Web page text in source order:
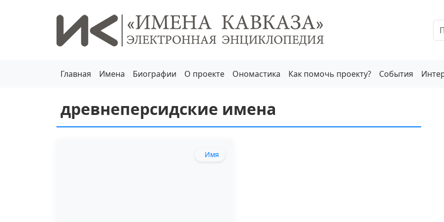
Главная Имена Биографии О проекте Ономастика Как помочь проекту? События
древнеперсидские имена
Имя